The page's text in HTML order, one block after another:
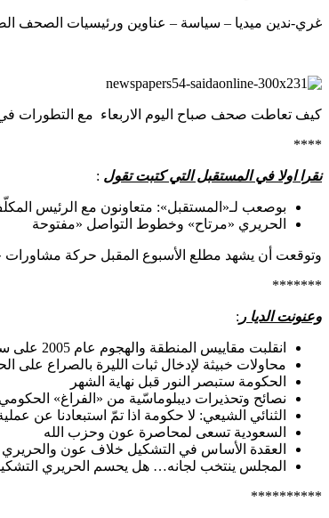
غري-ندين ميديا – سياسة – عناوين ورئيسيات الصحف الصادرة في
كيف تعاطت صحف صباح اليوم الاربعاء مع التطورات في
****
نقرا اولا في المستقبل التي كتبت تقول :
بوصعب لـ«المستقبل»: متعاونون مع الرئيس
الحريري «مرتاح» وخطوط التواصل «مفتوحة
وتوقعت أن يشهد مطلع الأسبوع المقبل حركة مشاورات
*******
وعنونت الديا ر :
انقلبت مقاييس المنطقة والهجوم عام 2005 على سوريا سقط وعاد لبنان الى الخط
محاولات خبيثة لإدخال ثبات الليرة بالصراع على
الحكومة ستبصر النور قبل نهاية الشهر
نصائح وتحذيرات ديبلوماسّية من «الفراغ»
الثنائي الشيعي: لا حكومة اذا تمّ استبعادنا عن
السعودية تسعى لمحاصرة عون وحزب الله
العقدة الأساس في التشكيل خلاف عون
المجلس ينتخب لجانه… هل يحسم الحريري
**********